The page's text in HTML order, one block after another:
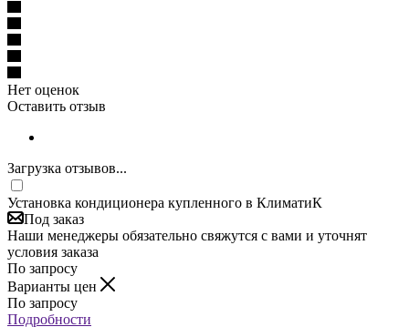
Нет оценок
Оставить отзыв
Загрузка отзывов...
Установка кондиционера купленного в КлиматиК
Под заказ
Наши менеджеры обязательно свяжутся с вами и уточнят
условия заказа
По запросу
Варианты цен
По запросу
Подробности